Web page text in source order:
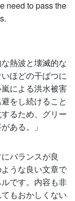
need to pass the
熱波と壊滅的な
ほどの干ばつに
による洪水被害
をし続けること
るため、グリー
ある。」
バランスが良
うな良い文章で
です。内容も非
もおかしくない